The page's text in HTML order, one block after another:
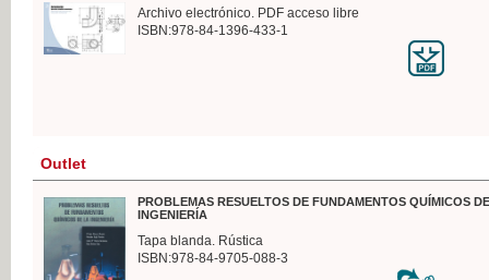
Archivo electrónico. PDF acceso libre
ISBN:978-84-1396-433-1
Outlet
PROBLEMAS RESUELTOS DE FUNDAMENTOS QUÍMICOS
INGENIERÍA
Tapa blanda. Rústica
ISBN:978-84-9705-088-3